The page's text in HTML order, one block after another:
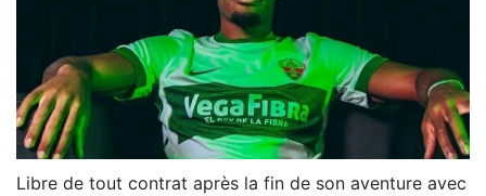
Libre de tout contrat après la fin de son aventure avec